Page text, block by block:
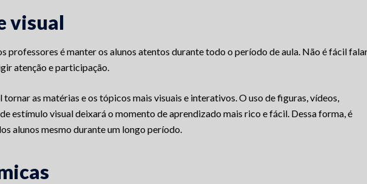
visual
professores é manter os alunos atentos durante todo o período de aula. Não é fácil
atenção e participação.
as matérias e os tópicos mais visuais e interativos. O uso de figuras, vídeos,
estímulo visual deixará o momento de aprendizado mais rico e fácil. Dessa forma, é
alunos mesmo durante um longo período.